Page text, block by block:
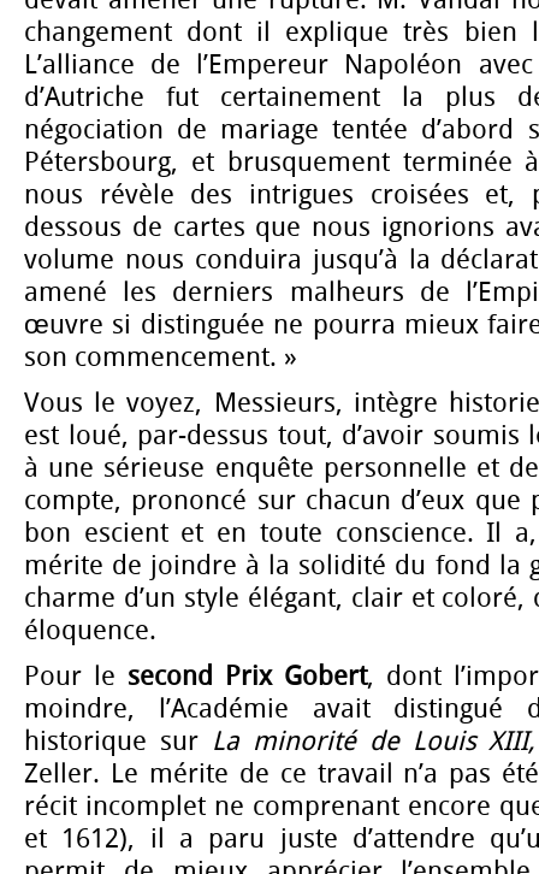
changement dont il explique très bien
L’alliance de l’Empereur Napoléon
d’Autriche fut certainement la plus
négociation de mariage tentée d’abord
Pétersbourg, et brusquement terminée
nous révèle des intrigues croisées
dessous de cartes que nous ignorions
volume nous conduira jusqu’à la
amené les derniers malheurs de
œuvre si distinguée ne pourra mieux
son commencement. »
Vous le voyez, Messieurs, intègre
est loué, par-dessus tout, d’avoir soumis
à une sérieuse enquête personnelle et
compte, prononcé sur chacun d’eux que
bon escient et en toute conscience. Il
mérite de joindre à la solidité du fond la
charme d’un style élégant, clair et
éloquence.
Pour le second Prix Gobert, dont
moindre, l’Académie avait distingué
historique sur La minorité de Louis
Zeller. Le mérite de ce travail n’a pas
récit incomplet ne comprenant encore
et 1612), il a paru juste d’attendre